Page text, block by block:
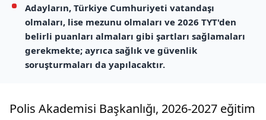
Adayların, Türkiye Cumhuriyeti vatandaşı
olmaları, lise mezunu olmaları ve 2026 TYT'den
belirli puanları almaları gibi şartları sağlamaları
gerekmekte; ayrıca sağlık ve güvenlik
soruşturmaları da yapılacaktır.
Polis Akademisi Başkanlığı, 2026-2027 eğitim